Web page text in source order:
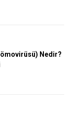
Nedir?